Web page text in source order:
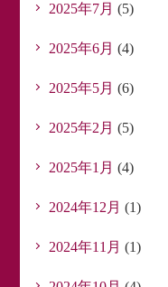
2025年7月 (5)
2025年6月 (4)
2025年5月 (6)
2025年2月 (5)
2025年1月 (4)
2024年12月 (1)
2024年11月 (1)